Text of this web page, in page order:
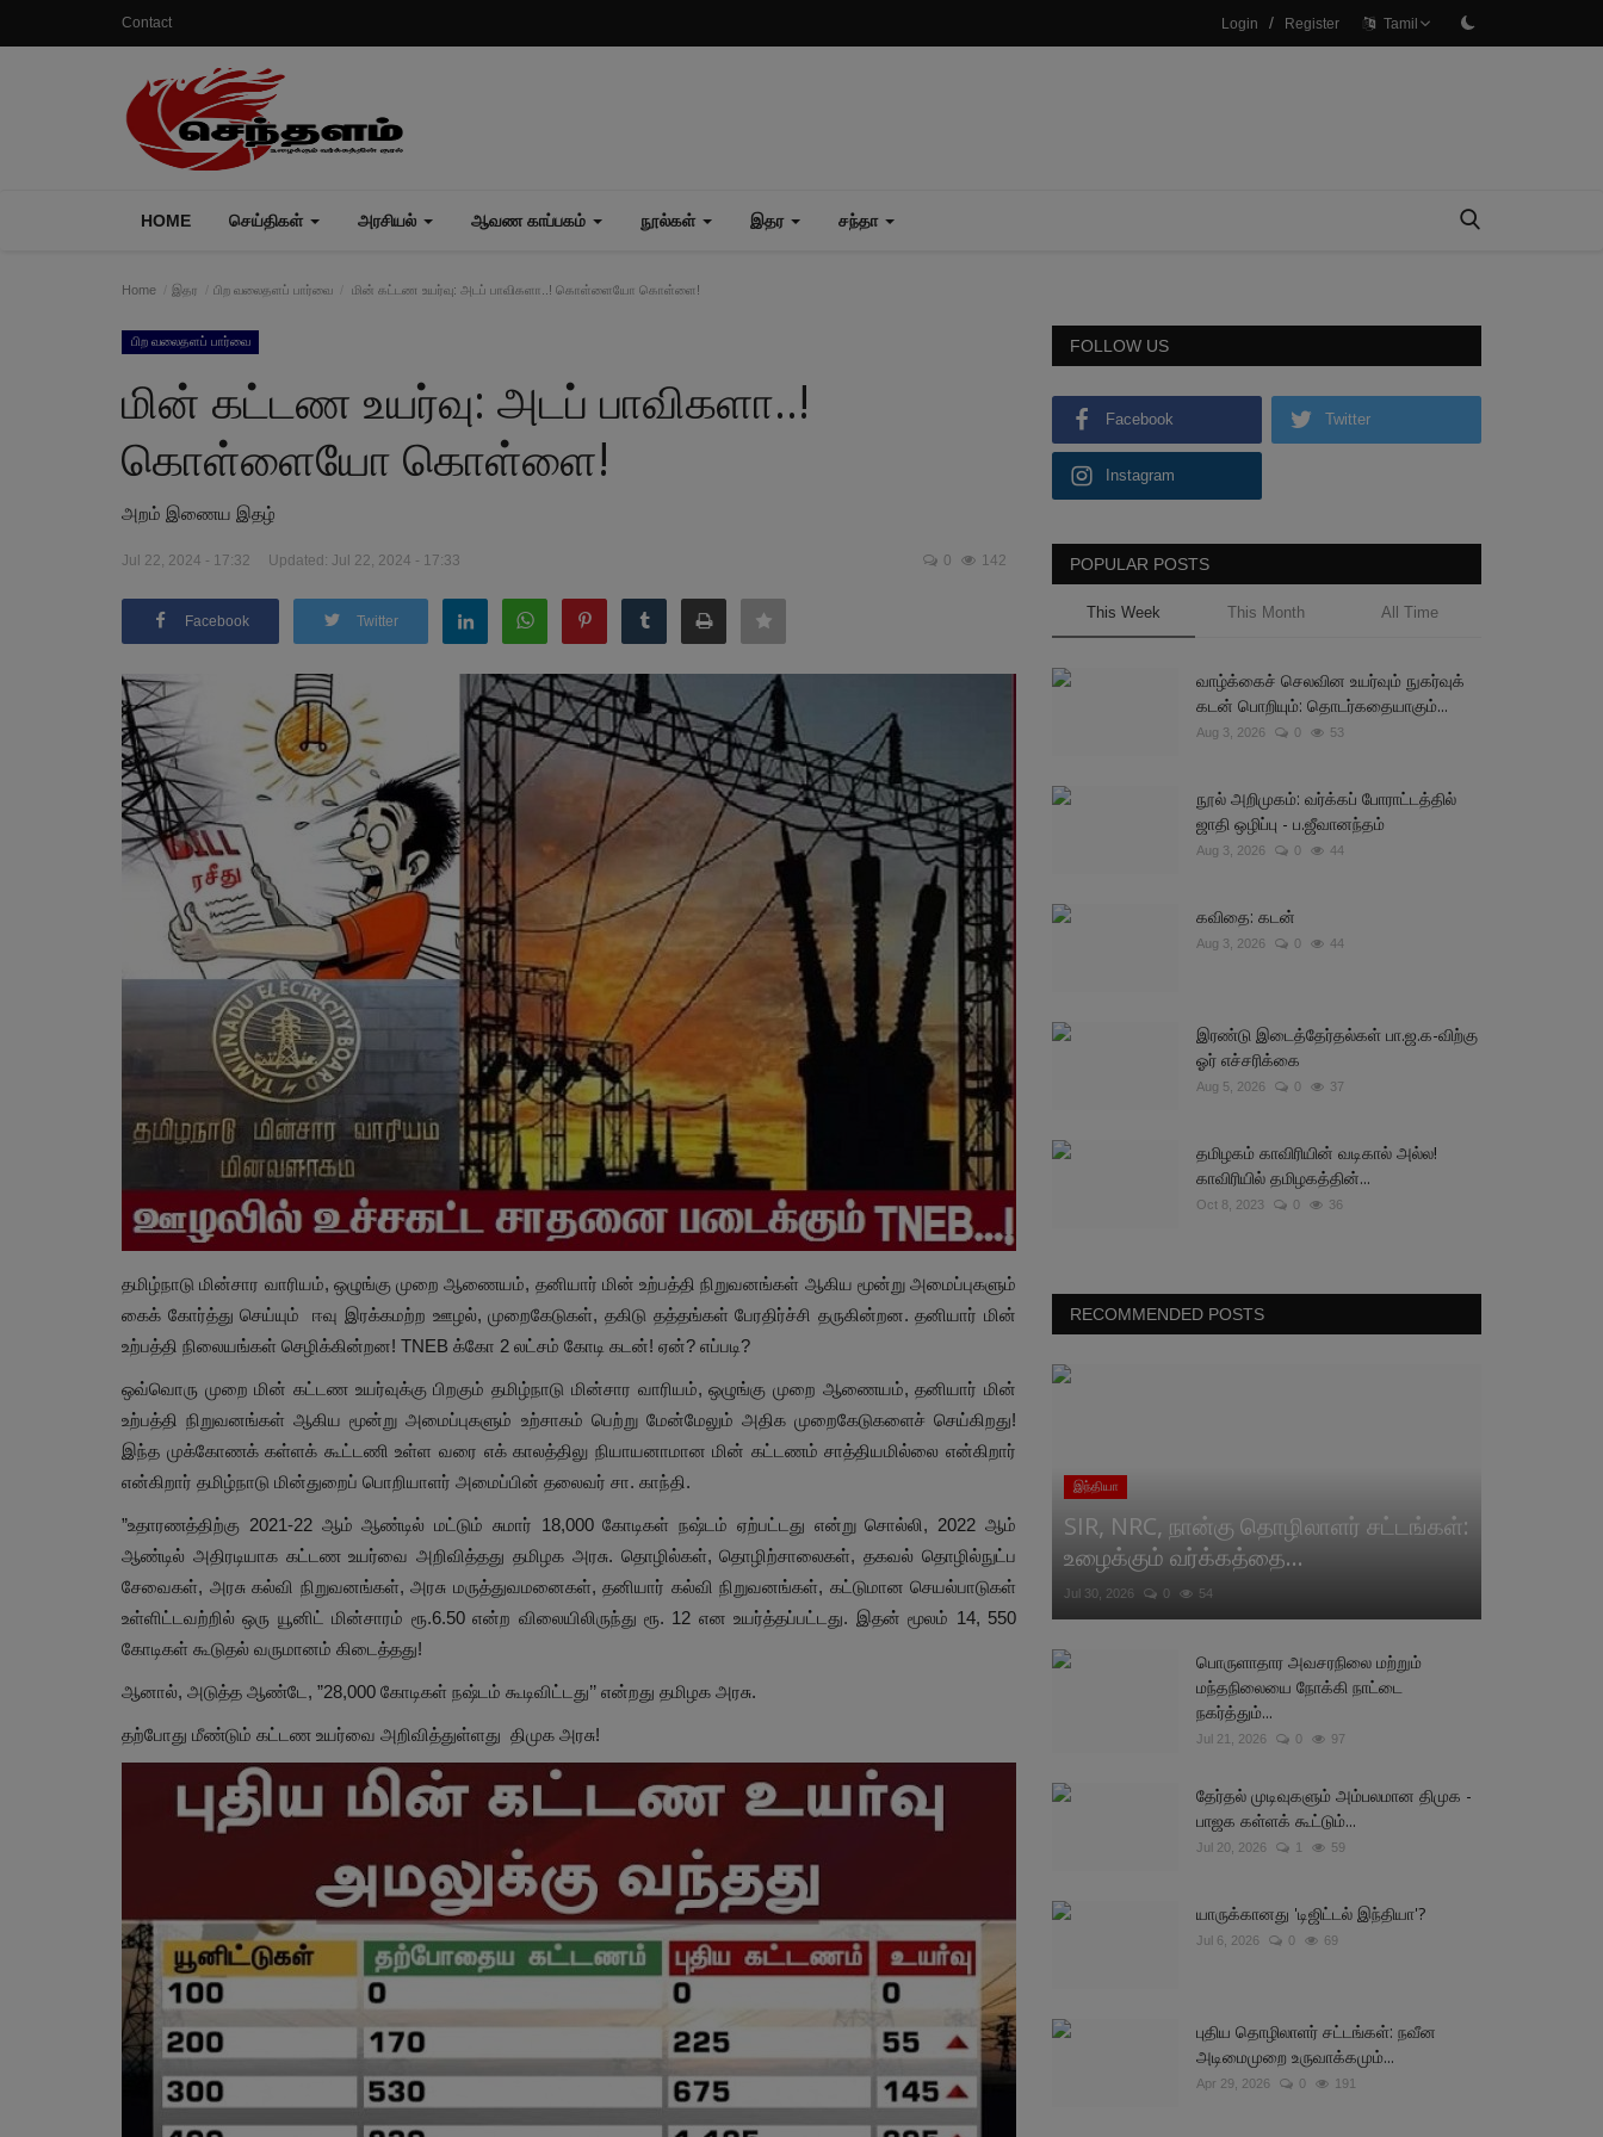
Contact Login / Register Tamil
HOME செய்திகள் அரசியல் ஆவண காப்பகம் நூல்கள் இதர சந்தா
Home இதர பிற வலைதளப் பார்வை மின் கட்டண உயர்வு: அடப் பாவிகளா..! கொள்ளையோ கொள்ளை!
பிற வலைதளப் பார்வை
மின் கட்டண உயர்வு: அடப் பாவிகளா..!
கொள்ளையோ கொள்ளை!
அறம் இணைய இதழ்
Jul 22, 2024 - 17:32 Updated: Jul 22, 2024 - 17:33 0 142
Facebook Twitter
தமிழ்நாடு மின்சார வாரியம், ஒழுங்கு முறை ஆணையம், தனியார் மின் உற்பத்தி நிறுவனங்கள் ஆகிய மூன்று அமைப்புகளும்
கைக் கோர்த்து செய்யும் ஈவு இரக்கமற்ற ஊழல், முறைகேடுகள், தகிடு தத்தங்கள் பேரதிர்ச்சி தருகின்றன. தனியார் மின்
உற்பத்தி நிலையங்கள் செழிக்கின்றன! TNEB க்கோ 2 லட்சம் கோடி கடன்! ஏன்? எப்படி?
ஒவ்வொரு முறை மின் கட்டண உயர்வுக்கு பிறகும் தமிழ்நாடு மின்சார வாரியம், ஒழுங்கு முறை ஆணையம், தனியார் மின்
உற்பத்தி நிறுவனங்கள் ஆகிய மூன்று அமைப்புகளும் உற்சாகம் பெற்று மேன்மேலும் அதிக முறைகேடுகளைச் செய்கிறது!
இந்த முக்கோணக் கள்ளக் கூட்டணி உள்ள வரை எக் காலத்திலு நியாயனாமான மின் கட்டணம் சாத்தியமில்லை என்கிறார்
என்கிறார் தமிழ்நாடு மின்துறைப் பொறியாளர் அமைப்பின் தலைவர் சா. காந்தி.
”உதாரணத்திற்கு 2021-22 ஆம் ஆண்டில் மட்டும் சுமார் 18,000 கோடிகள் நஷ்டம் ஏற்பட்டது என்று சொல்லி, 2022 ஆம்
ஆண்டில் அதிரடியாக கட்டண உயர்வை அறிவித்தது தமிழக அரசு. தொழில்கள், தொழிற்சாலைகள், தகவல் தொழில்நுட்ப
சேவைகள், அரசு கல்வி நிறுவனங்கள், அரசு மருத்துவமனைகள், தனியார் கல்வி நிறுவனங்கள், கட்டுமான செயல்பாடுகள்
உள்ளிட்டவற்றில் ஒரு யூனிட் மின்சாரம் ரூ.6.50 என்ற விலையிலிருந்து ரூ. 12 என உயர்த்தப்பட்டது. இதன் மூலம் 14, 550
கோடிகள் கூடுதல் வருமானம் கிடைத்தது!
ஆனால், அடுத்த ஆண்டே, ”28,000 கோடிகள் நஷ்டம் கூடிவிட்டது’’ என்றது தமிழக அரசு.
தற்போது மீண்டும் கட்டண உயர்வை அறிவித்துள்ளது திமுக அரசு!
FOLLOW US
Facebook Twitter
Instagram
POPULAR POSTS
This Week This Month All Time
வாழ்க்கைச் செலவின உயர்வும் நுகர்வுக்
கடன் பொறியும்: தொடர்கதையாகும்...
Aug 3, 2026 0 53
நூல் அறிமுகம்: வர்க்கப் போராட்டத்தில்
ஜாதி ஒழிப்பு - ப.ஜீவானந்தம்
Aug 3, 2026 0 44
கவிதை: கடன்
Aug 3, 2026 0 44
இரண்டு இடைத்தேர்தல்கள் பா.ஜ.க-விற்கு
ஓர் எச்சரிக்கை
Aug 5, 2026 0 37
தமிழகம் காவிரியின் வடிகால் அல்ல!
காவிரியில் தமிழகத்தின்...
Oct 8, 2023 0 36
RECOMMENDED POSTS
இந்தியா
SIR, NRC, நான்கு தொழிலாளர் சட்டங்கள்:
உழைக்கும் வர்க்கத்தை...
Jul 30, 2026 0 54
பொருளாதார அவசரநிலை மற்றும்
மந்தநிலையை நோக்கி நாட்டை
நகர்த்தும்...
Jul 21, 2026 0 97
தேர்தல் முடிவுகளும் அம்பலமான திமுக -
பாஜக கள்ளக் கூட்டும்...
Jul 20, 2026 1 59
யாருக்கானது 'டிஜிட்டல் இந்தியா'?
Jul 6, 2026 0 69
புதிய தொழிலாளர் சட்டங்கள்: நவீன
அடிமைமுறை உருவாக்கமும்...
Apr 29, 2026 0 191